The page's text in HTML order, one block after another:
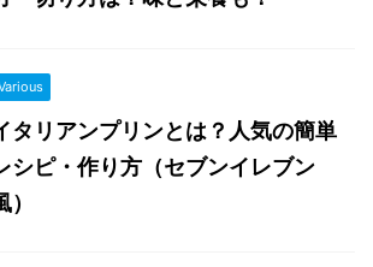
タリアンプリンとは？人気の簡単
シピ・作り方（セブンイレブン
）